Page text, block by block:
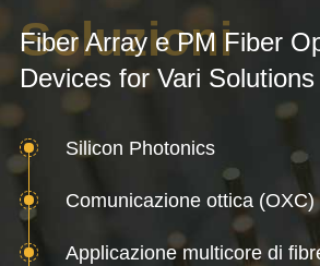
Fiber Array e PM Fiber
Devices for Vari Solutions
Soluzioni
Silicon Photonics
Comunicazione ottica (OXC)
Applicazione multicore di